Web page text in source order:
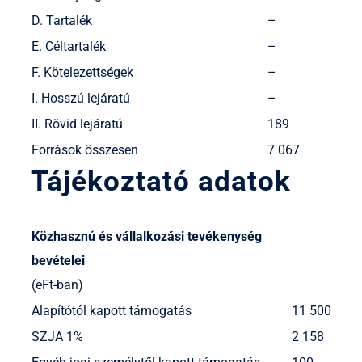
D. Tartalék –
E. Céltartalék
–
F. Kötelezettségek
–
I. Hosszú lejáratú
–
II. Rövid lejáratú
189
Források összesen
7 067
Tájékoztató adatok
Közhasznú és vállalkozási tevékenység
bevételei
(eFt-ban)
Alapítótól kapott támogatás
11 500
SZJA 1%
2 158